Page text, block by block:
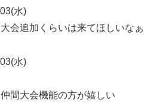
水)
会追加くらいは来てほしいなぁ
水)
間大会機能の方が嬉しい